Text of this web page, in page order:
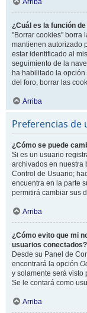
Arriba
¿Cuál es la función
"Borrar cookies" borra
mantienen autorizado
estar identificado al
seguimiento de la
ha habilitado la
del foro, borrar las
Arriba
Preferencias de
¿Cómo se puede
Si es un usuario
archivados en nuestra
Control de Usuario;
encuentra en la parte
permitirá cambiar sus
Arriba
¿Cómo evito que mi
usuarios conectados?
Desde su Panel de
encontrará la opción
y solamente será visto
Se le contará como
Arriba